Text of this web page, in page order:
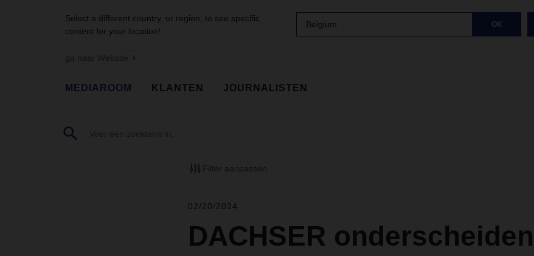
Select a different country, or region, to see specific
content for your location!
Belgium OK
ga naar Website
MEDIAROOM KLANTEN JOURNALISTEN
Filter aanpassen
02/20/2024
DACHSER